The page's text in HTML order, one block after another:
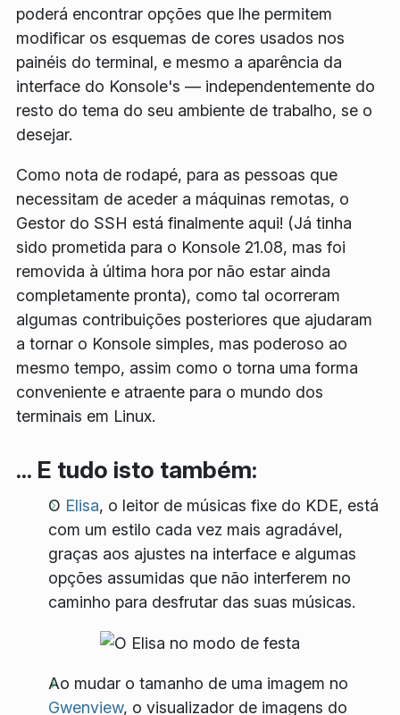
poderá encontrar opções que lhe permitem
modificar os esquemas de cores usados nos
painéis do terminal, e mesmo a aparência da
interface do Konsole's — independentemente do
resto do tema do seu ambiente de trabalho, se o
desejar.
Como nota de rodapé, para as pessoas que
necessitam de aceder a máquinas remotas, o
Gestor do SSH está finalmente aqui! (Já tinha
sido prometida para o Konsole 21.08, mas foi
removida à última hora por não estar ainda
completamente pronta), como tal ocorreram
algumas contribuições posteriores que ajudaram
a tornar o Konsole simples, mas poderoso ao
mesmo tempo, assim como o torna uma forma
conveniente e atraente para o mundo dos
terminais em Linux.
... E tudo isto também:
O Elisa, o leitor de músicas fixe do KDE, está
com um estilo cada vez mais agradável,
graças aos ajustes na interface e algumas
opções assumidas que não interferem no
caminho para desfrutar das suas músicas.
Ao mudar o tamanho de uma imagem no
Gwenview, o visualizador de imagens do